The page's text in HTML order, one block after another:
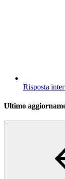
Risposta
Ultimo